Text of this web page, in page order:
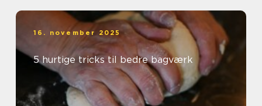
16. november 2025
5 hurtige tricks til bedre bagværk